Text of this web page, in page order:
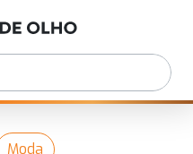
Moda